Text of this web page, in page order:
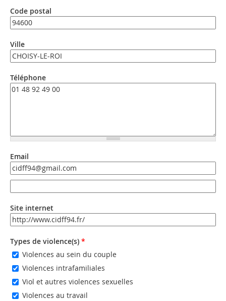
Code postal
Ville
Téléphone
Email
Email
Site internet
URL
Types de violence(s) *
Violences au sein du couple
Violences intrafamiliales
Viol et autres violences sexuelles
Violences au travail